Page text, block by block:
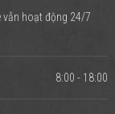
vẫn hoạt động 24/7
8:00 - 18:00